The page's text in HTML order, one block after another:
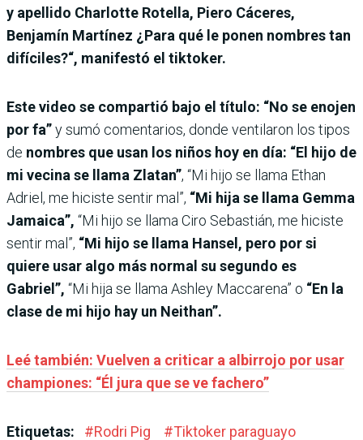
y apellido Charlotte Rotella, Piero Cáceres,
Benjamín Martínez ¿Para qué le ponen nombres tan
difíciles?“, manifestó el tiktoker.
Este video se compartió bajo el título: “No se enojen
por fa”y sumó comentarios, donde ventilaron los tipos
de nombres que usan los niños hoy en día: “El hijo de
mi vecina se llama Zlatan”, “Mi hijo se llama Ethan
Adriel, me hiciste sentir mal”, “Mi hija se llama Gemma
Jamaica”, “Mi hijo se llama Ciro Sebastián, me hiciste
sentir mal”, “Mi hijo se llama Hansel, pero por si
quiere usar algo más normal su segundo es
Gabriel”, “Mi hija se llama Ashley Maccarena” o “En la
clase de mi hijo hay un Neithan”.
Leé también: Vuelven a criticar a albirrojo por usar
championes: “Él jura que se ve fachero”
Etiquetas: #Rodri Pig #Tiktoker paraguayo